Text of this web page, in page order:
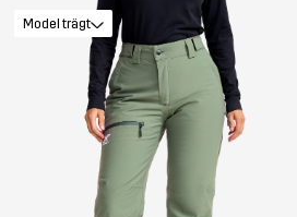
Model trägt